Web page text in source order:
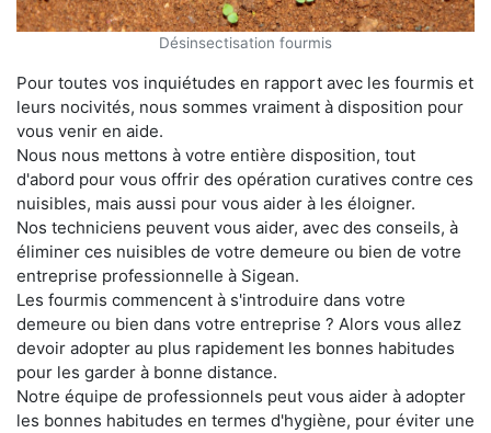
Désinsectisation fourmis
Pour toutes vos inquiétudes en rapport avec les fourmis et
leurs nocivités, nous sommes vraiment à disposition pour
vous venir en aide.
Nous nous mettons à votre entière disposition, tout
d'abord pour vous offrir des opération curatives contre ces
nuisibles, mais aussi pour vous aider à les éloigner.
Nos techniciens peuvent vous aider, avec des conseils, à
éliminer ces nuisibles de votre demeure ou bien de votre
entreprise professionnelle à Sigean.
Les fourmis commencent à s'introduire dans votre
demeure ou bien dans votre entreprise ? Alors vous allez
devoir adopter au plus rapidement les bonnes habitudes
pour les garder à bonne distance.
Notre équipe de professionnels peut vous aider à adopter
les bonnes habitudes en termes d'hygiène, pour éviter une